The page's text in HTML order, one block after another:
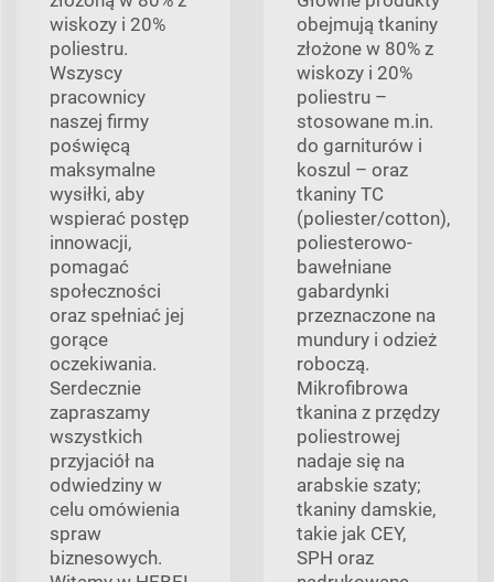
wiskozy i 20%
poliestru.
Wszyscy
pracownicy
naszej firmy
poświęcą
maksymalne
wysiłki, aby
wspierać postęp
innowacji,
pomagać
społeczności
oraz spełniać jej
gorące
oczekiwania.
Serdecznie
zapraszamy
wszystkich
przyjaciół na
odwiedziny w
celu omówienia
spraw
biznesowych.
obejmują tkaniny
złożone w 80% z
wiskozy i 20%
poliestru –
stosowane m.in.
do garniturów i
koszul – oraz
tkaniny TC
(poliester/cotton),
poliesterowo-
bawełniane
gabardynki
przeznaczone na
mundury i odzież
roboczą.
Mikrofibrowa
tkanina z przędzy
poliestrowej
nadaje się na
arabskie szaty;
tkaniny damskie,
takie jak CEY,
SPH oraz